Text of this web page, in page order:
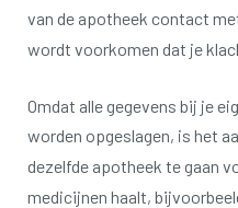
van de apotheek contact
wordt voorkomen dat je
Omdat alle gegevens bij je
worden opgeslagen, is het
dezelfde apotheek te gaan
medicijnen haalt,